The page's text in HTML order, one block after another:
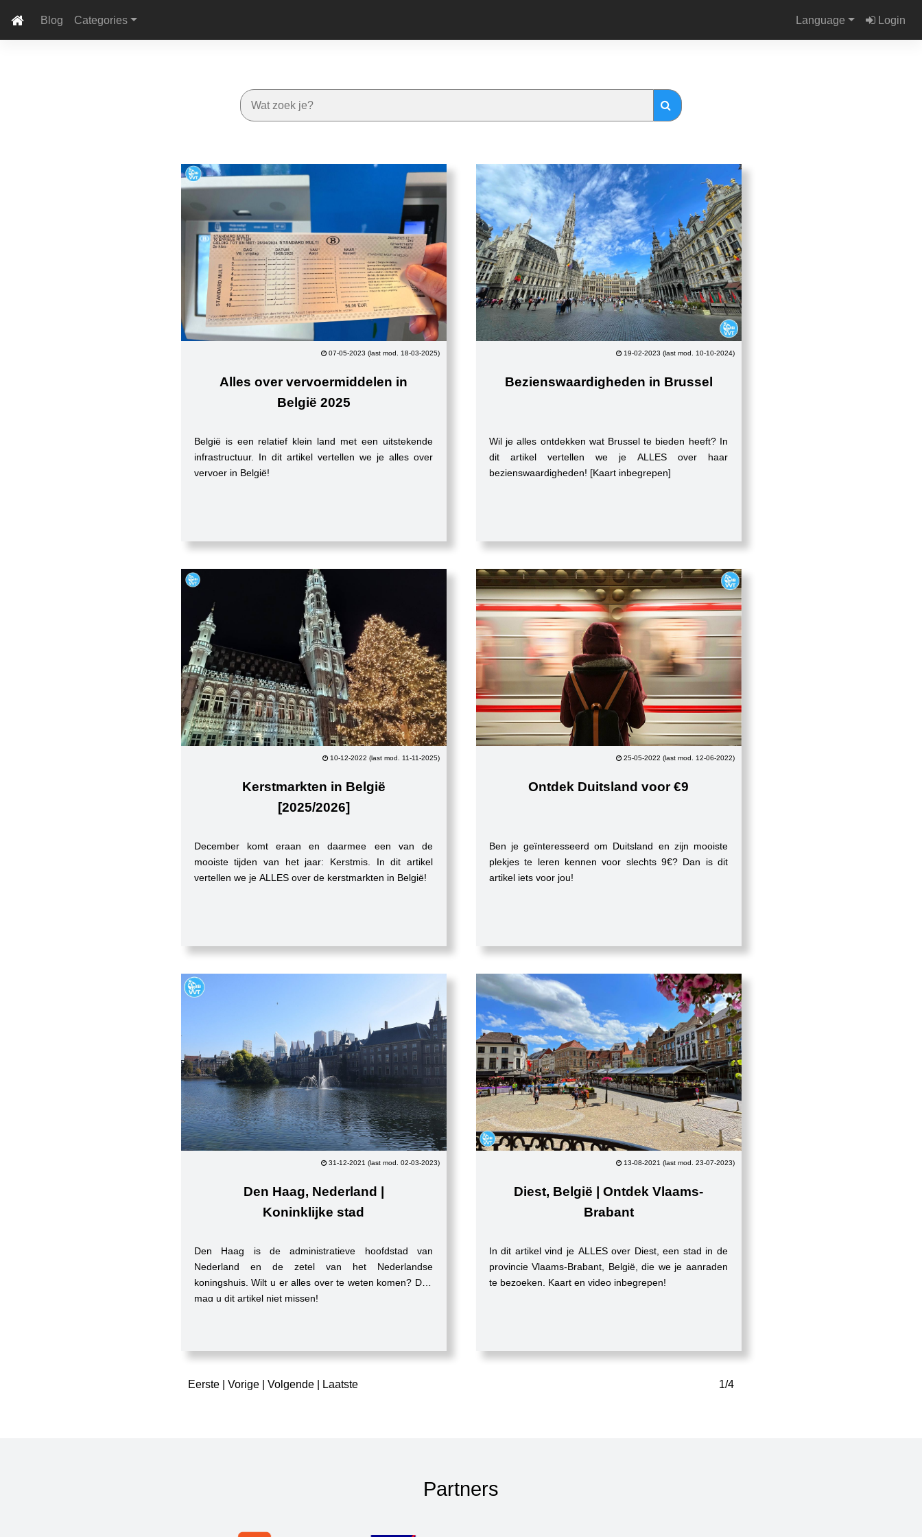
Blog Categories Language Login
07-05-2023 (last mod. 18-03-2025)
Alles over vervoermiddelen in
België 2025
België is een relatief klein land met een uitstekende
infrastructuur. In dit artikel vertellen we je alles over
vervoer in België!
19-02-2023 (last mod. 10-10-2024)
Bezienswaardigheden in Brussel
Wil je alles ontdekken wat Brussel te bieden heeft? In
dit artikel vertellen we je ALLES over haar
bezienswaardigheden! [Kaart inbegrepen]
10-12-2022 (last mod. 11-11-2025)
Kerstmarkten in België
[2025/2026]
December komt eraan en daarmee een van de
mooiste tijden van het jaar: Kerstmis. In dit artikel
vertellen we je ALLES over de kerstmarkten in België!
25-05-2022 (last mod. 12-06-2022)
Ontdek Duitsland voor €9
Ben je geïnteresseerd om Duitsland en zijn mooiste
plekjes te leren kennen voor slechts 9€? Dan is dit
artikel iets voor jou!
31-12-2021 (last mod. 02-03-2023)
Den Haag, Nederland |
Koninklijke stad
Den Haag is de administratieve hoofdstad van
Nederland en de zetel van het Nederlandse
koningshuis. Wilt u er alles over te weten komen? Dan
mag u dit artikel niet missen!
13-08-2021 (last mod. 23-07-2023)
Diest, België | Ontdek Vlaams-
Brabant
In dit artikel vind je ALLES over Diest, een stad in de
provincie Vlaams-Brabant, België, die we je aanraden
te bezoeken. Kaart en video inbegrepen!
Eerste Vorige Volgende Laatste 1/4
Partners